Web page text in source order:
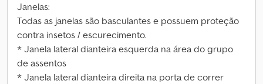
Janelas:
Todas as janelas são basculantes e possuem proteção
contra insetos / escurecimento.
* Janela lateral dianteira esquerda na área do grupo
de assentos
* Janela lateral dianteira direita na porta de correr